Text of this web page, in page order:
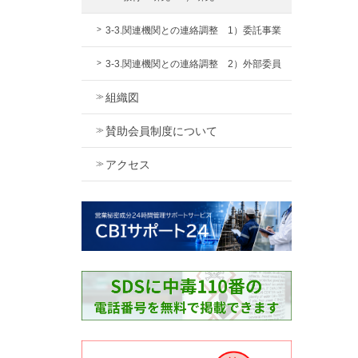
3-3.関連機関との連絡調整 1）委託事業
3-3.関連機関との連絡調整 2）外部委員
組織図
賛助会員制度について
アクセス